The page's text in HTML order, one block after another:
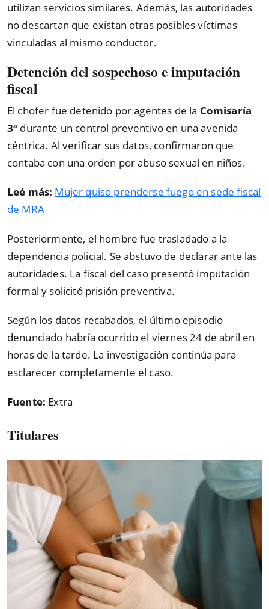
utilizan servicios similares. Además, las autoridades
no descartan que existan otras posibles víctimas
vinculadas al mismo conductor.
Detención del sospechoso e imputación
fiscal
El chofer fue detenido por agentes de la Comisaría
3ª durante un control preventivo en una avenida
céntrica. Al verificar sus datos, confirmaron que
contaba con una orden por abuso sexual en niños.
Leé más: Mujer quiso prenderse fuego en sede fiscal
de MRA
Posteriormente, el hombre fue trasladado a la
dependencia policial. Se abstuvo de declarar ante las
autoridades. La fiscal del caso presentó imputación
formal y solicitó prisión preventiva.
Según los datos recabados, el último episodio
denunciado habría ocurrido el viernes 24 de abril en
horas de la tarde. La investigación continúa para
esclarecer completamente el caso.
Fuente: Extra
Titulares